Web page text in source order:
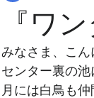
『ワ
みなさま、こ
センター裏の
月には白鳥も